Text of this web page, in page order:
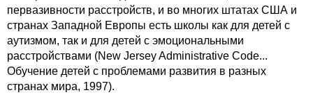
первазивности расстройств, и во многих штатах США и
странах Западной Европы есть школы как для детей с
аутизмом, так и для детей с эмоциональными
расстройствами (New Jersey Administrative Code...
Обучение детей с проблемами развития в разных
странах мира, 1997).